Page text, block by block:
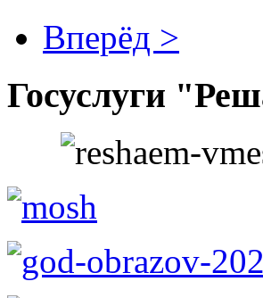
Вперёд >
Госуслуги